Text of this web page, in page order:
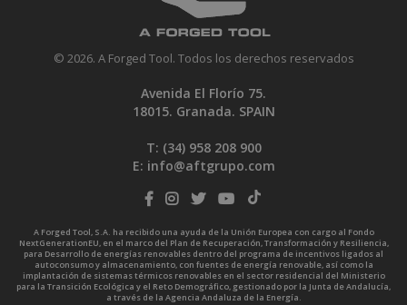
© 2026. A Forged Tool. Todos los derechos reservados
Avenida El Florío 75.
18015. Granada. SPAIN
T: (34) 958 208 900
E: info@aftgrupo.com
A Forged Tool, S.A. ha recibido una ayuda de la Unión Europea con cargo al Fondo
NextGenerationEU, en el marco del Plan de Recuperación, Transformación y Resiliencia,
para Desarrollo de energías renovables dentro del programa de incentivos ligados al
autoconsumo y almacenamiento, con fuentes de energía renovable, así como la
implantación de sistemas térmicos renovables en el sector residencial del Ministerio
para la Transición Ecológica y el Reto Demográfico, gestionado por la Junta de Andalucía,
a través de la Agencia Andaluza de la Energía.